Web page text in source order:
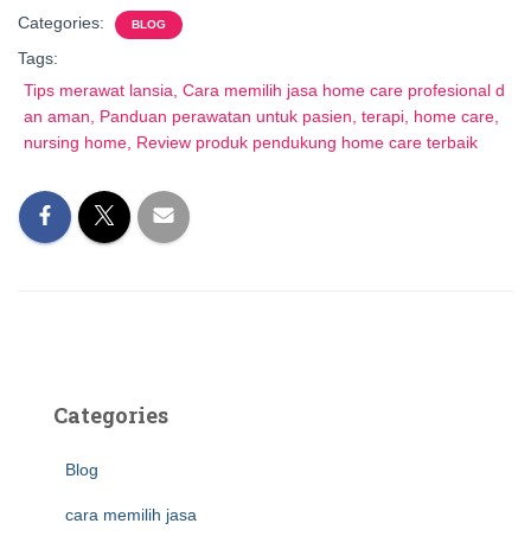
Categories: BLOG
Tags:
Tips merawat lansia, Cara memilih jasa home care profesional d
an aman, Panduan perawatan untuk pasien, terapi, home care,
nursing home, Review produk pendukung home care terbaik
Categories
Blog
cara memilih jasa